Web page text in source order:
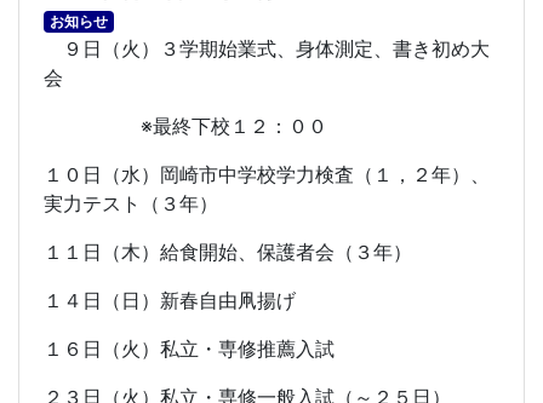
お知らせ
９日（火）３学期始業式、身体測定、書き初め大
会
※最終下校１２：００
１０日（水）岡崎市中学校学力検査（１，２年）、
実力テスト（３年）
１１日（木）給食開始、保護者会（３年）
１４日（日）新春自由凧揚げ
１６日（火）私立・専修推薦入試
２３日（火）私立・専修一般入試（～２５日）